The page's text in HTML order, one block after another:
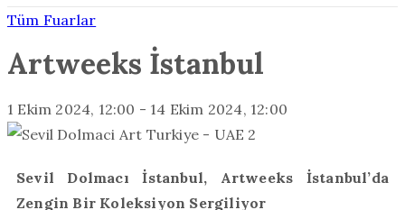
Tüm Fuarlar
Artweeks İstanbul
1 Ekim 2024, 12:00 - 14 Ekim 2024, 12:00
Sevil Dolmacı İstanbul, Artweeks İstanbul’da
Zengin Bir Koleksiyon Sergiliyor